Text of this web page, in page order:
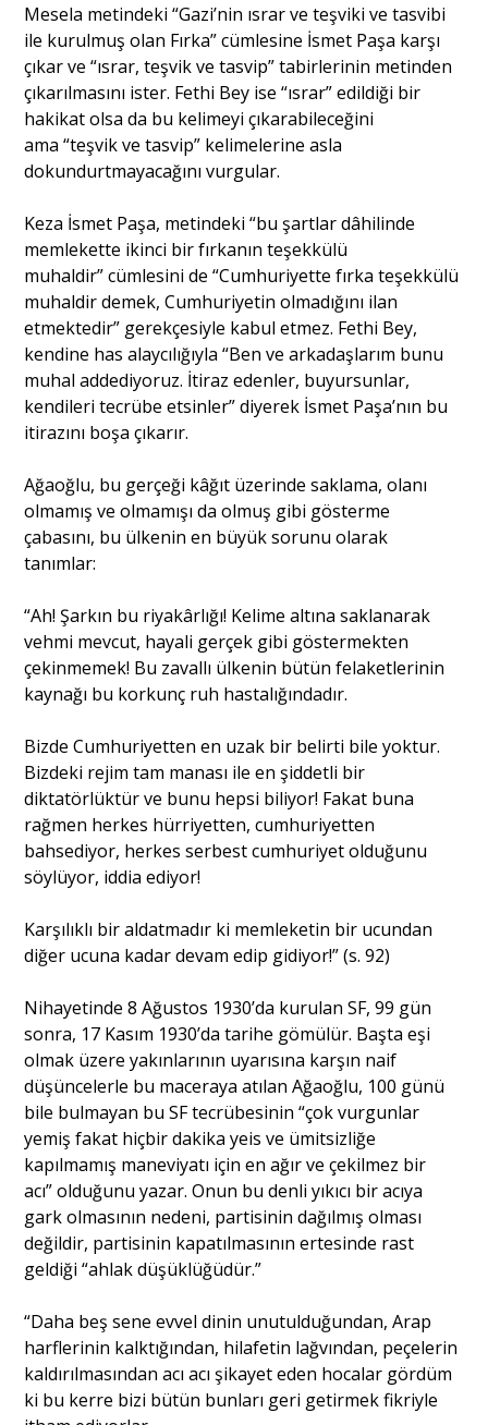
Mesela metindeki “Gazi’nin ısrar ve teşviki ve tasvibi
ile kurulmuş olan Fırka” cümlesine İsmet Paşa karşı
çıkar ve “ısrar, teşvik ve tasvip” tabirlerinin metinden
çıkarılmasını ister. Fethi Bey ise “ısrar” edildiği bir
hakikat olsa da bu kelimeyi çıkarabileceğini
ama “teşvik ve tasvip” kelimelerine asla
dokundurtmayacağını vurgular.
Keza İsmet Paşa, metindeki “bu şartlar dâhilinde
memlekette ikinci bir fırkanın teşekkülü
muhaldir” cümlesini de “Cumhuriyette fırka teşekkülü
muhaldir demek, Cumhuriyetin olmadığını ilan
etmektedir” gerekçesiyle kabul etmez. Fethi Bey,
kendine has alaycılığıyla “Ben ve arkadaşlarım bunu
muhal addediyoruz. İtiraz edenler, buyursunlar,
kendileri tecrübe etsinler” diyerek İsmet Paşa’nın bu
itirazını boşa çıkarır.
Ağaoğlu, bu gerçeği kâğıt üzerinde saklama, olanı
olmamış ve olmamışı da olmuş gibi gösterme
çabasını, bu ülkenin en büyük sorunu olarak
tanımlar:
“Ah! Şarkın bu riyakârlığı! Kelime altına saklanarak
vehmi mevcut, hayali gerçek gibi göstermekten
çekinmemek! Bu zavallı ülkenin bütün felaketlerinin
kaynağı bu korkunç ruh hastalığındadır.
Bizde Cumhuriyetten en uzak bir belirti bile yoktur.
Bizdeki rejim tam manası ile en şiddetli bir
diktatörlüktür ve bunu hepsi biliyor! Fakat buna
rağmen herkes hürriyetten, cumhuriyetten
bahsediyor, herkes serbest cumhuriyet olduğunu
söylüyor, iddia ediyor!
Karşılıklı bir aldatmadır ki memleketin bir ucundan
diğer ucuna kadar devam edip gidiyor!” (s. 92)
Nihayetinde 8 Ağustos 1930’da kurulan SF, 99 gün
sonra, 17 Kasım 1930’da tarihe gömülür. Başta eşi
olmak üzere yakınlarının uyarısına karşın naif
düşüncelerle bu maceraya atılan Ağaoğlu, 100 günü
bile bulmayan bu SF tecrübesinin “çok vurgunlar
yemiş fakat hiçbir dakika yeis ve ümitsizliğe
kapılmamış maneviyatı için en ağır ve çekilmez bir
acı” olduğunu yazar. Onun bu denli yıkıcı bir acıya
gark olmasının nedeni, partisinin dağılmış olması
değildir, partisinin kapatılmasının ertesinde rast
geldiği “ahlak düşüklüğüdür.”
“Daha beş sene evvel dinin unutulduğundan, Arap
harflerinin kalktığından, hilafetin lağvından, peçelerin
kaldırılmasından acı acı şikayet eden hocalar gördüm
ki bu kerre bizi bütün bunları geri getirmek fikriyle